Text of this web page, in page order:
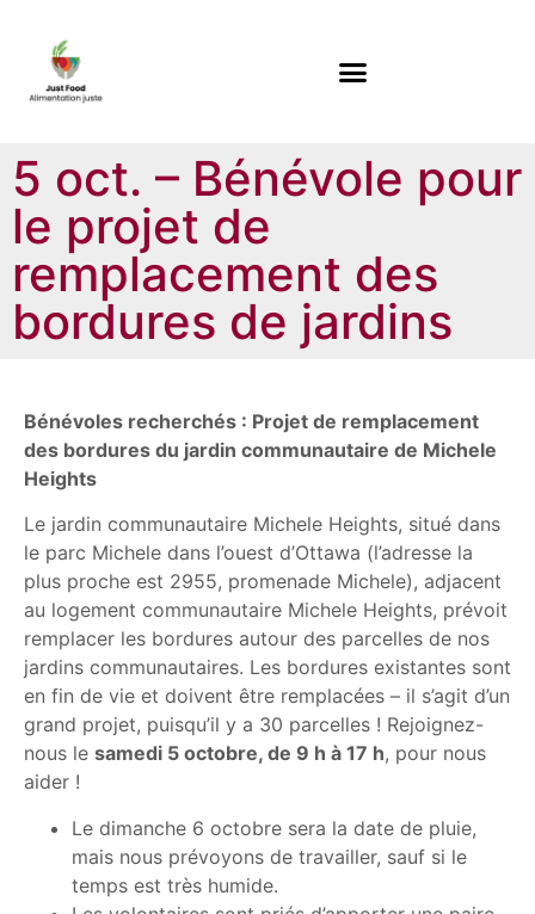
5 oct. – Bénévole pour
le projet de
remplacement des
bordures de jardins
Bénévoles recherchés : Projet de remplacement
des bordures du jardin communautaire de Michele
Heights
Le jardin communautaire Michele Heights, situé dans
le parc Michele dans l’ouest d’Ottawa (l’adresse la
plus proche est 2955, promenade Michele), adjacent
au logement communautaire Michele Heights, prévoit
remplacer les bordures autour des parcelles de nos
jardins communautaires. Les bordures existantes sont
en fin de vie et doivent être remplacées – il s’agit d’un
grand projet, puisqu’il y a 30 parcelles ! Rejoignez-
nous le samedi 5 octobre, de 9 h à 17 h, pour nous
aider !
Le dimanche 6 octobre sera la date de pluie,
mais nous prévoyons de travailler, sauf si le
temps est très humide.